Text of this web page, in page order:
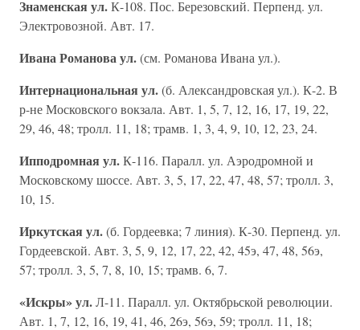
Знаменская ул.К-108. Пос. Березовский. Перпенд. ул.
Электровозной. Авт. 17.
Ивана Романова ул.(см. Романова Ивана ул.).
Интернациональная ул.(б. Александровская ул.). К-2. В
р-не Московского вокзала. Авт. 1, 5, 7, 12, 16, 17, 19, 22,
29, 46, 48; тролл. 11, 18; трамв. 1, 3, 4, 9, 10, 12, 23, 24.
Ипподромная ул.К-116. Паралл. ул. Аэродромной и
Московскому шоссе. Авт. 3, 5, 17, 22, 47, 48, 57; тролл. 3,
10, 15.
Иркутская ул.(б. Гордеевка; 7 линия). К-30. Перпенд. ул.
Гордеевской. Авт. 3, 5, 9, 12, 17, 22, 42, 45э, 47, 48, 56э,
57; тролл. 3, 5, 7, 8, 10, 15; трамв. 6, 7.
«Искры» ул.Л-11. Паралл. ул. Октябрьской революции.
Авт. 1, 7, 12, 16, 19, 41, 46, 26э, 56э, 59; тролл. 11, 18;